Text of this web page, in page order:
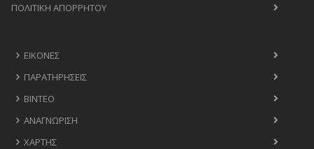
ΠΟΛΙΤΙΚΉ ΑΠΟΡΡΉΤΟΥ
ΕΙΚΌΝΕΣ
ΠΑΡΑΤΗΡΉΣΕΙΣ
ΒΊΝΤΕΟ
ΑΝΑΓΝΏΡΙΣΗ
ΧΆΡΤΗΣ